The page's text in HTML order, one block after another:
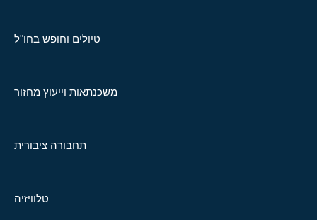
טיולים וחופש בחו"ל
משכנתאות וייעוץ מחזור
תחבורה ציבורית
טלוויזיה